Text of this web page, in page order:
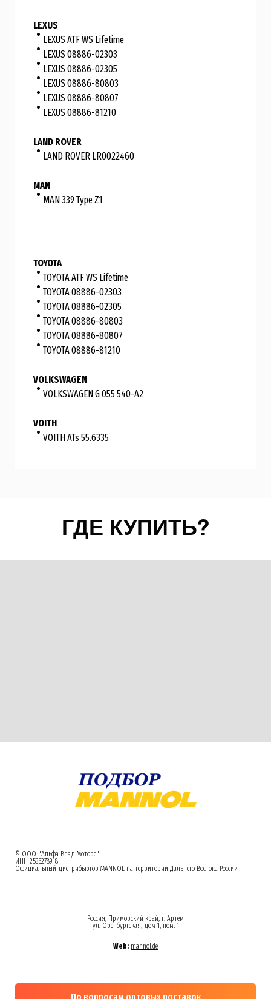
LEXUS
LEXUS ATF WS Lifetime
LEXUS 08886-02303
LEXUS 08886-02305
LEXUS 08886-80803
LEXUS 08886-80807
LEXUS 08886-81210
LAND ROVER
LAND ROVER LR0022460
MAN
MAN 339 Type Z1
TOYOTA
TOYOTA ATF WS Lifetime
TOYOTA 08886-02303
TOYOTA 08886-02305
TOYOTA 08886-80803
TOYOTA 08886-80807
TOYOTA 08886-81210
VOLKSWAGEN
VOLKSWAGEN G 055 540-A2
VOITH
VOITH ATs 55.6335
ГДЕ КУПИТЬ?
© ООО "Альфа Влад Моторс"
ИНН 2536278918
Официальный дистрибьютор MANNOL на территории Дальнего Востока России
Россия, Приморский край, г. Артем
ул. Оренбургская, дом 1, пом. 1
Web: mannol.de